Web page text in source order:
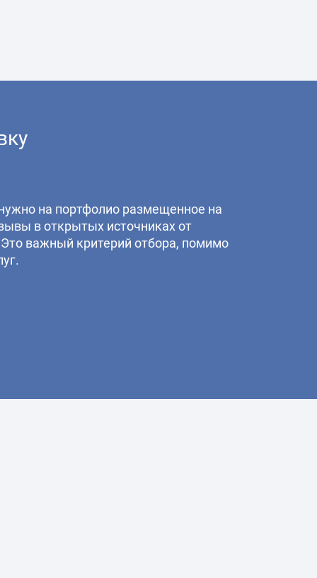
на портфолио размещенное на
в открытых источниках от
важный критерий отбора, помимо